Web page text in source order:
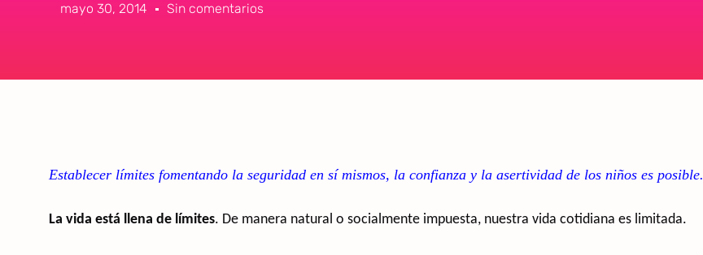
mayo 30, 2014 Sin comentarios
Establecer límites fomentando la seguridad en sí mismos, la confianza y la asertividad de los niños es posible.
La vida está llena de límites. De manera natural o socialmente impuesta, nuestra vida cotidiana es limitada.